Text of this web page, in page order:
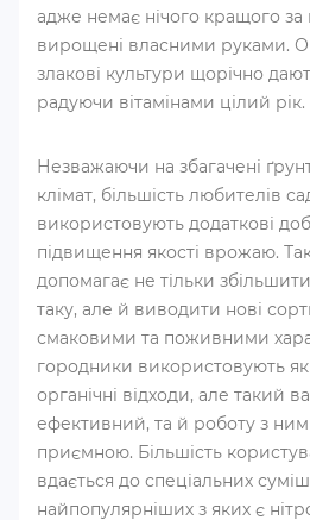
адже немає нічого кращого за
вирощені власними руками.
злакові культури щорічно
радуючи вітамінами цілий рік.
Незважаючи на збагачені
клімат, більшість любителів
використовують додаткові
підвищення якості врожаю.
допомагає не тільки
таку, але й виводити нові
смаковими та поживними
городники використовують як
органічні відходи, але такий
ефективний, та й роботу з
приємною. Більшість
вдається до спеціальних
найпопулярніших з яких є